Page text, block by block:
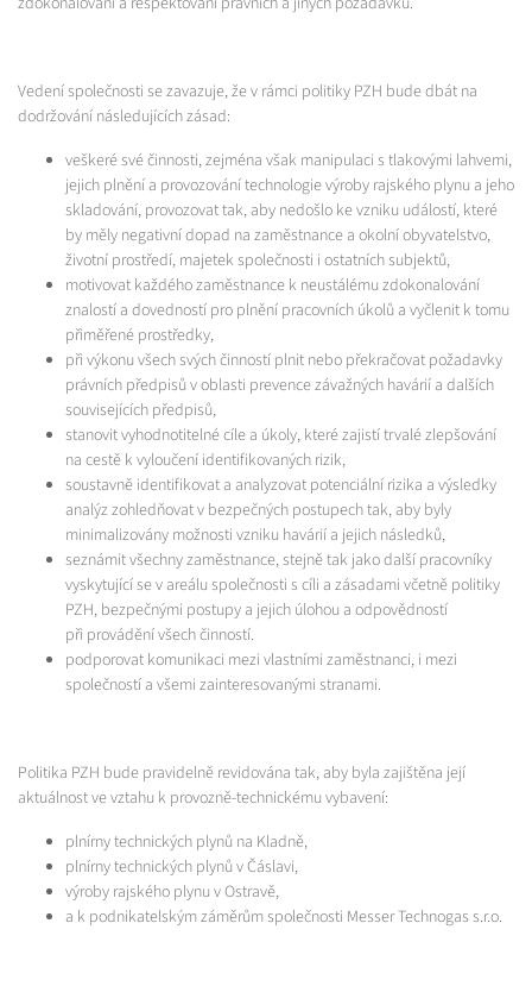
Vedení společnosti se zavazuje, že v rámci politiky PZH bude dbát na
dodržování následujících zásad:
veškeré své činnosti, zejména však manipulaci s tlakovými lahvemi,
jejich plnění a provozování technologie výroby rajského plynu a jeho
skladování, provozovat tak, aby nedošlo ke vzniku událostí, které
by měly negativní dopad na zaměstnance a okolní obyvatelstvo,
životní prostředí, majetek společnosti i ostatních subjektů,
motivovat každého zaměstnance k neustálému zdokonalování
znalostí a dovedností pro plnění pracovních úkolů a vyčlenit k tomu
přiměřené prostředky,
při výkonu všech svých činností plnit nebo překračovat požadavky
právních předpisů v oblasti prevence závažných havárií a dalších
souvisejících předpisů,
stanovit vyhodnotitelné cíle a úkoly, které zajistí trvalé zlepšování
na cestě k vyloučení identifikovaných rizik,
soustavně identifikovat a analyzovat potenciální rizika a výsledky
analýz zohledňovat v bezpečných postupech tak, aby byly
minimalizovány možnosti vzniku havárií a jejich následků,
seznámit všechny zaměstnance, stejně tak jako další pracovníky
vyskytující se v areálu společnosti s cíli a zásadami včetně politiky
PZH, bezpečnými postupy a jejich úlohou a odpovědností
při provádění všech činností.
podporovat komunikaci mezi vlastními zaměstnanci, i mezi
společností a všemi zainteresovanými stranami.
Politika PZH bude pravidelně revidována tak, aby byla zajištěna její
aktuálnost ve vztahu k provozně-technickému vybavení:
plnírny technických plynů na Kladně,
plnírny technických plynů v Čáslavi,
výroby rajského plynu v Ostravě,
a k podnikatelským záměrům společnosti Messer Technogas s.r.o.